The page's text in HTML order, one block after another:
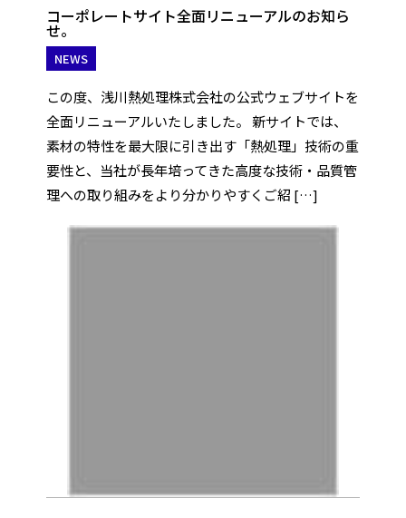
コーポレートサイト全面リニューアルのお知ら
せ。
NEWS
この度、浅川熱処理株式会社の公式ウェブサイトを
全面リニューアルいたしました。 新サイトでは、
素材の特性を最大限に引き出す「熱処理」技術の重
要性と、当社が長年培ってきた高度な技術・品質管
理への取り組みをより分かりやすくご紹 […]